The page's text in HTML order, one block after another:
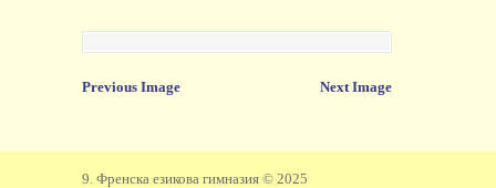
Previous Image Next Image
9. Френска езикова гимназия © 2025